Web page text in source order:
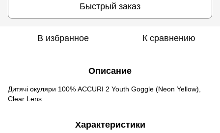
Быстрый заказ
В избранное К сравнению
Описание
Дитячі окуляри 100% ACCURI 2 Youth Goggle (Neon Yellow),
Clear Lens
Характеристики